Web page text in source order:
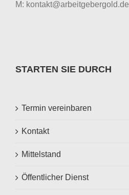
M: kontakt@arbeitgebergold.de
STARTEN SIE DURCH
Termin vereinbaren
Kontakt
Mittelstand
Öffentlicher Dienst